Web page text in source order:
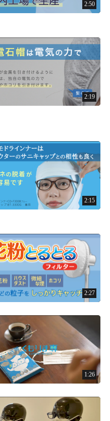
2:50
2:19
2:15
2:27
1:26